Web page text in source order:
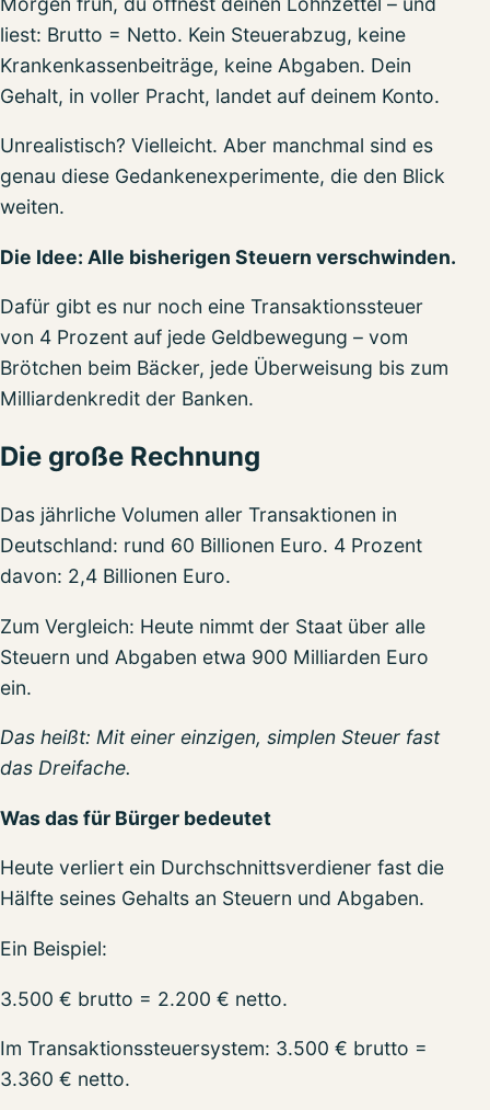
liest: Brutto = Netto. Kein Steuerabzug, keine
Krankenkassenbeiträge, keine Abgaben. Dein
Gehalt, in voller Pracht, landet auf deinem Konto.
Unrealistisch? Vielleicht. Aber manchmal sind es
genau diese Gedankenexperimente, die den Blick
weiten.
Die Idee: Alle bisherigen Steuern verschwinden.
Dafür gibt es nur noch eine Transaktionssteuer
von 4 Prozent auf jede Geldbewegung – vom
Brötchen beim Bäcker, jede Überweisung bis zum
Milliardenkredit der Banken.
Die große Rechnung
Das jährliche Volumen aller Transaktionen in
Deutschland: rund 60 Billionen Euro. 4 Prozent
davon: 2,4 Billionen Euro.
Zum Vergleich: Heute nimmt der Staat über alle
Steuern und Abgaben etwa 900 Milliarden Euro
ein.
Das heißt: Mit einer einzigen, simplen Steuer fast
das Dreifache.
Was das für Bürger bedeutet
Heute verliert ein Durchschnittsverdiener fast die
Hälfte seines Gehalts an Steuern und Abgaben.
Ein Beispiel:
3.500 € brutto = 2.200 € netto.
Im Transaktionssteuersystem: 3.500 € brutto =
3.360 € netto.